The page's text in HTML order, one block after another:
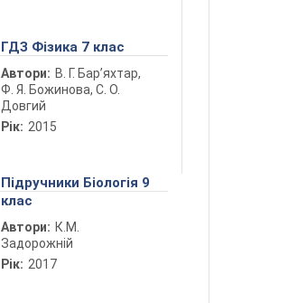
ГДЗ Фізика 7 клас
Автори: В. Г. Бар’яхтар,
Ф. Я. Божинова, С. О.
Довгий
Рік: 2015
Підручники Біологія 9
клас
Автори: К.М.
Задорожній
Рік: 2017